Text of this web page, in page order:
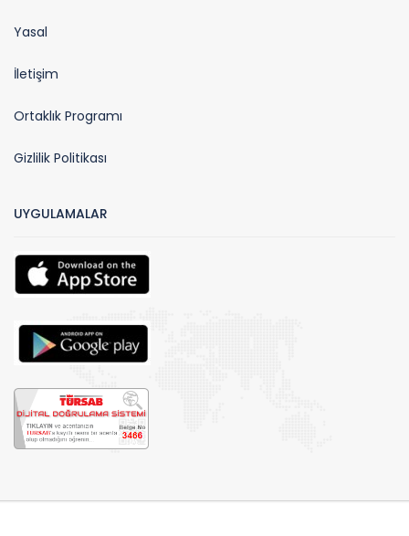
Yasal
İletişim
Ortaklık Programı
Gizlilik Politikası
UYGULAMALAR